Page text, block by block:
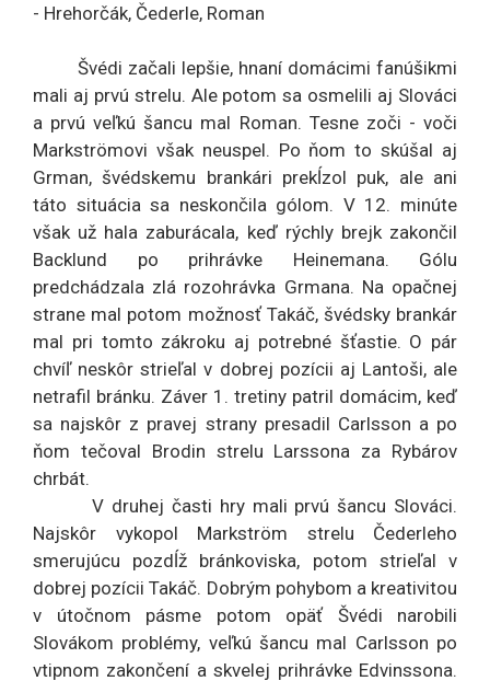
- Hrehorčák, Čederle, Roman
Švédi začali lepšie, hnaní domácimi fanúšikmi
mali aj prvú strelu. Ale potom sa osmelili aj Slováci
a prvú veľkú šancu mal Roman. Tesne zoči - voči
Markströmovi však neuspel. Po ňom to skúšal aj
Grman, švédskemu brankári prekĺzol puk, ale ani
táto situácia sa neskončila gólom. V 12. minúte
však už hala zaburácala, keď rýchly brejk zakončil
Backlund po prihrávke Heinemana. Gólu
predchádzala zlá rozohrávka Grmana. Na opačnej
strane mal potom možnosť Takáč, švédsky brankár
mal pri tomto zákroku aj potrebné šťastie. O pár
chvíľ neskôr strieľal v dobrej pozícii aj Lantoši, ale
netrafil bránku. Záver 1. tretiny patril domácim, keď
sa najskôr z pravej strany presadil Carlsson a po
ňom tečoval Brodin strelu Larssona za Rybárov
chrbát.
V druhej časti hry mali prvú šancu Slováci.
Najskôr vykopol Markström strelu Čederleho
smerujúcu pozdĺž bránkoviska, potom strieľal v
dobrej pozícii Takáč. Dobrým pohybom a kreativitou
v útočnom pásme potom opäť Švédi narobili
Slovákom problémy, veľkú šancu mal Carlsson po
vtipnom zakončení a skvelej prihrávke Edvinssona.